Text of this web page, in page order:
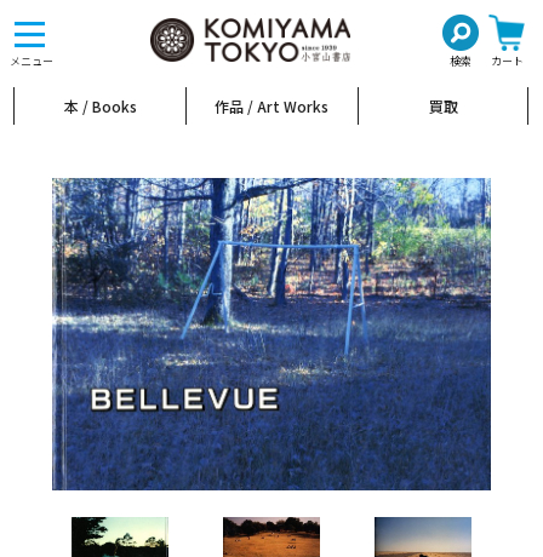
メニュー 検索 カート
toggle
navigation
本 / Books 作品 / Art Works 買取